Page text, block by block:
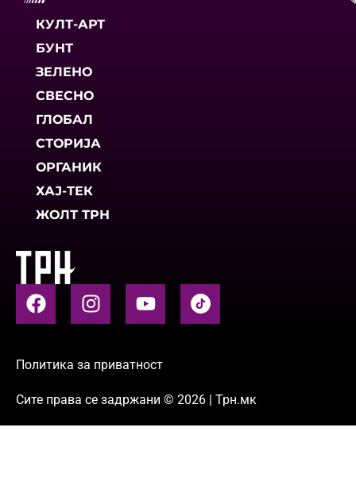
КУЛТ-АРТ
БУНТ
ЗЕЛЕНО
СВЕСНО
ГЛОБАЛ
СТОРИЈА
ОРГАНИК
ХАЈ-ТЕК
ЖОЛТ ТРН
Политика за приватност
Сите права се задржани © 2026 | Трн.мк